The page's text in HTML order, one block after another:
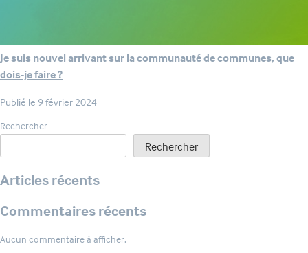
Je suis nouvel arrivant sur la communauté de communes, que
dois-je faire ?
Publié le 9 février 2024
Rechercher
Rechercher
Articles récents
Commentaires récents
Aucun commentaire à afficher.